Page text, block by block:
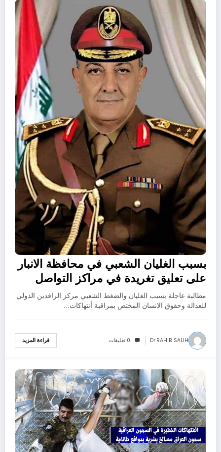
03/03/2022
بسبب الغليان الشعبي في محافظة الانبار
على تعليق تغريدة في مراكز التواصل
الاجتماعي مركز الرافدين الدولي للعدالة
وحقوق الانسان يطالب الحكومة العراقية
أطلاق سراح العميد خلدون الخربيط
مطالبة عاجلة بسبب الغليان والضغط الشعبي مركز الرافدين الدولي
للعدالة وحقوق الانسان المختص بمراقبة أنتهاكات…
Dr.RAHIB SALIH 0 تعليقات قراءة المزيد
25/02/2022